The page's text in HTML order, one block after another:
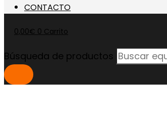
CONTACTO
0,00€ 0 Carrito
Búsqueda de productos